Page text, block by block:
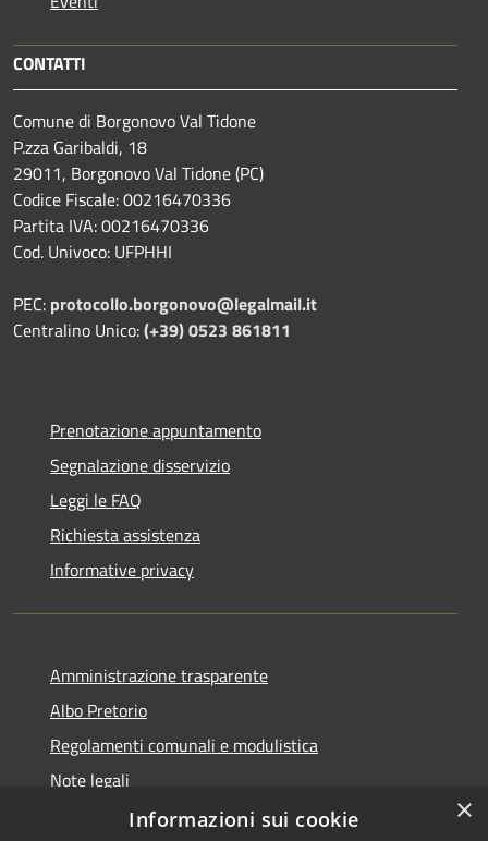
CONTATTI
Comune di Borgonovo Val Tidone
P.zza Garibaldi, 18
29011, Borgonovo Val Tidone (PC)
Codice Fiscale: 00216470336
Partita IVA: 00216470336
Cod. Univoco: UFPHHI
PEC: protocollo.borgonovo@legalmail.it
Centralino Unico:(+39) 0523 861811
Prenotazione appuntamento
Segnalazione disservizio
Leggi le FAQ
Richiesta assistenza
Informative privacy
Amministrazione trasparente
Albo Pretorio
Regolamenti comunali e modulistica
Note legali
Dichiarazione di accessibilità
×
Informazioni sui cookie